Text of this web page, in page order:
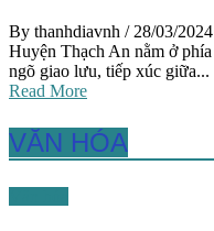
By thanhdiavnh / 28/03/2024
Huyện Thạch An nằm ở
ngõ giao lưu, tiếp xúc giữa...
Read More
VĂN HÓA